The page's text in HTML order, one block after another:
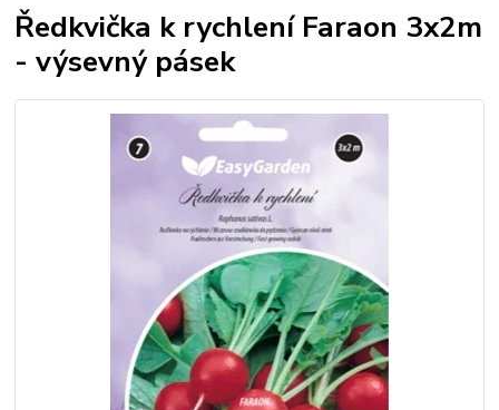
Ředkvička k rychlení Faraon 3x2m
- výsevný pásek